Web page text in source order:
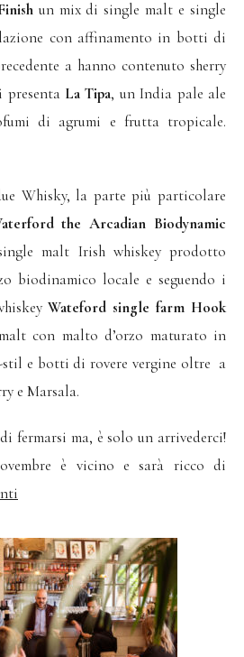
un mix di single malt e single
con affinamento in botti di
a hanno contenuto sherry
presenta La Tipa, un India pale ale
di agrumi e frutta tropicale.
Whisky, la parte più particolare
the Arcadian Biodynamic
malt Irish whiskey prodotto
biodinamico locale e seguendo i
Wateford single farm Hook
con malto d’orzo maturato in
e botti di rovere vergine oltre a
e Marsala.
fermarsi ma, è solo un arrivederci!
è vicino e sarà ricco di